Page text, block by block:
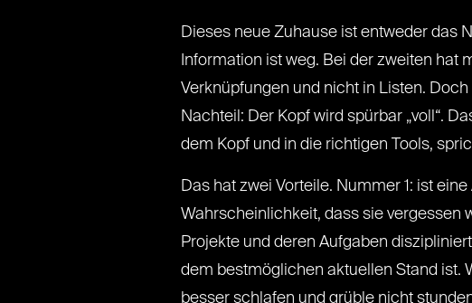
Dieses neue Zuhause ist entweder das
Information ist weg. Bei der zweiten hat
Verknüpfungen und nicht in Listen.
Nachteil: Der Kopf wird spürbar „voll“.
dem Kopf und in die richtigen Tools,
Das hat zwei Vorteile. Nummer 1: ist
Wahrscheinlichkeit, dass sie vergessen
Projekte und deren Aufgaben
dem bestmöglichen aktuellen Stand ist.
besser schlafen und grüble nicht